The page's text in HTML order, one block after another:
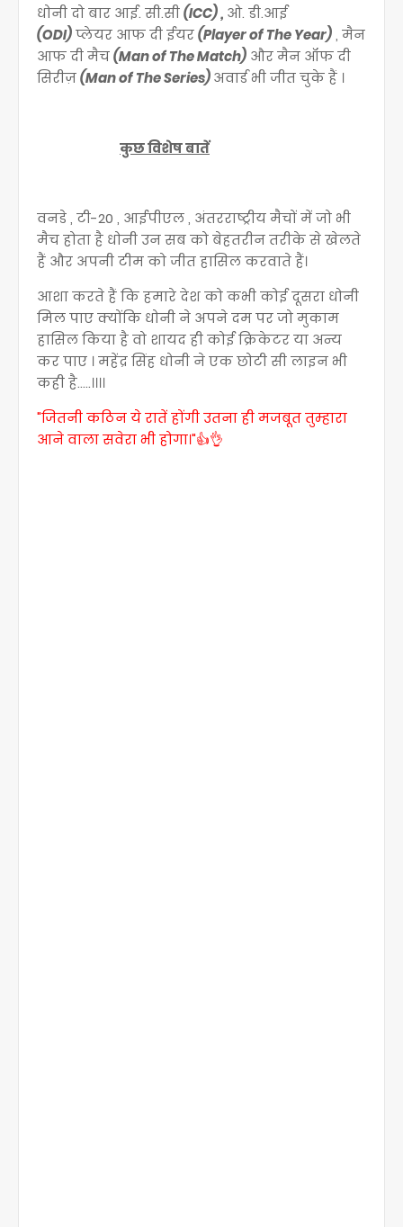
धोनी दो बार आई. सी.सी(ICC) , ओ. डी.आई
(ODI)प्लेयर आफ दी ईयर(Player of The Year), मैन
आफ दी मैच(Man of The Match) और मैन ऑफ दी
सिरीज़(Man of The Series)अवार्ड भी जीत चुके हैं ।
कुछ विशेष बातें
वनडे , टी-20 , आईपीएल , अंतरराष्ट्रीय मैचों में जो भी
मैच होता है धोनी उन सब को बेहतरीन तरीके से खेलते
हैं और अपनी टीम को जीत हासिल करवाते हैं।
आशा करते हैं कि हमारे देश को कभी कोई दूसरा धोनी
मिल पाए क्योंकि धोनी ने अपने दम पर जो मुकाम
हासिल किया है वो शायद ही कोई क्रिकेटर या अन्य
कर पाए । महेंद्र सिंह धोनी ने एक छोटी सी लाइन भी
कही है.....।।।।
"जितनी कठिन ये रातें होंगी उतना ही मजबूत तुम्हारा
आने वाला सवेरा भी होगा।"👍👌